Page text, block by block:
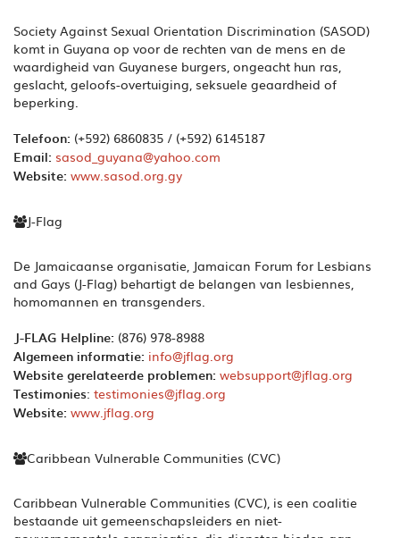
Society Against Sexual Orientation Discrimination (SASOD)
komt in Guyana op voor de rechten van de mens en de
waardigheid van Guyanese burgers, ongeacht hun ras,
geslacht, geloofs-overtuiging, seksuele geaardheid of
beperking.
Telefoon: (+592) 6860835 / (+592) 6145187
Email: sasod_guyana@yahoo.com
Website: www.sasod.org.gy
J-Flag
De Jamaicaanse organisatie, Jamaican Forum for Lesbians
and Gays (J-Flag) behartigt de belangen van lesbiennes,
homomannen en transgenders.
J-FLAG Helpline: (876) 978-8988
Algemeen informatie: info@jflag.org
Website gerelateerde problemen: websupport@jflag.org
Testimonies: testimonies@jflag.org
Website: www.jflag.org
Caribbean Vulnerable Communities (CVC)
Caribbean Vulnerable Communities (CVC), is een coalitie
bestaande uit gemeenschapsleiders en niet-